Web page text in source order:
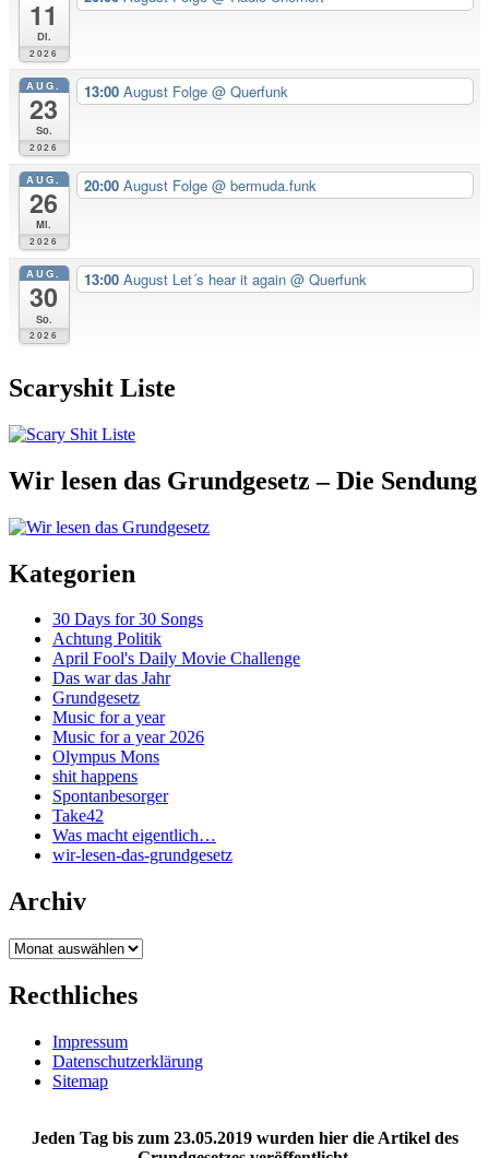
11
Di.
2026
AUG.
23
So.
2026
13:00 August Folge @ Querfunk
AUG.
26
Mi.
2026
20:00 August Folge @ bermuda.funk
AUG.
30
So.
2026
13:00 August Let´s hear it again @ Querfunk
Scaryshit Liste
Wir lesen das Grundgesetz – Die Sendung
Kategorien
30 Days for 30 Songs
Achtung Politik
April Fool's Daily Movie Challenge
Das war das Jahr
Grundgesetz
Music for a year
Music for a year 2026
Olympus Mons
shit happens
Spontanbesorger
Take42
Was macht eigentlich…
wir-lesen-das-grundgesetz
Archiv
Archiv
Recthliches
Impressum
Datenschutzerklärung
Sitemap
Jeden Tag bis zum 23.05.2019 wurden hier die Artikel des